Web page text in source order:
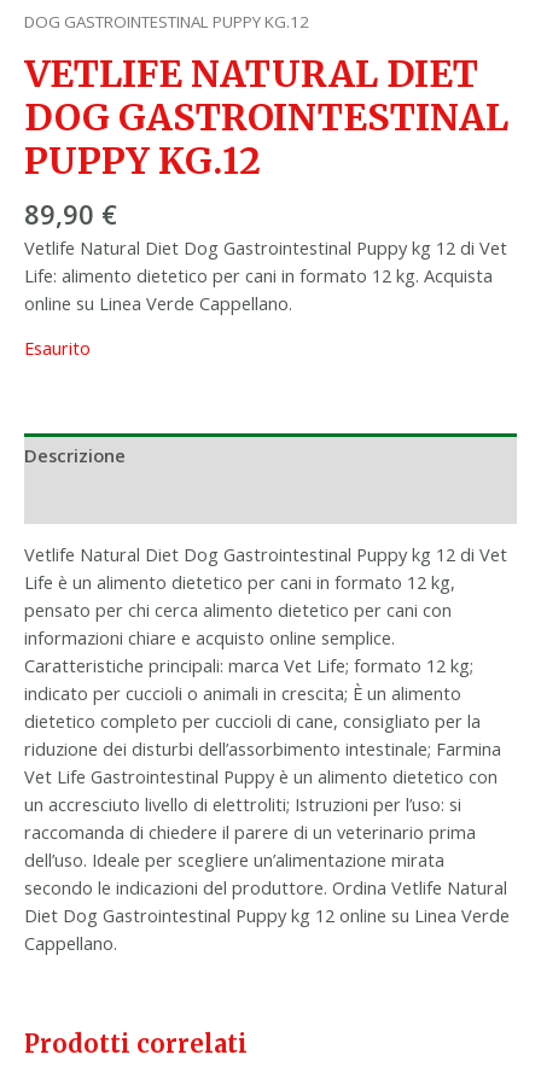
DOG GASTROINTESTINAL PUPPY KG.12
VETLIFE NATURAL DIET
DOG GASTROINTESTINAL
PUPPY KG.12
89,90 €
Vetlife Natural Diet Dog Gastrointestinal Puppy kg 12 di Vet
Life: alimento dietetico per cani in formato 12 kg. Acquista
online su Linea Verde Cappellano.
Esaurito
Descrizione
Vetlife Natural Diet Dog Gastrointestinal Puppy kg 12 di Vet
Life è un alimento dietetico per cani in formato 12 kg,
pensato per chi cerca alimento dietetico per cani con
informazioni chiare e acquisto online semplice.
Caratteristiche principali: marca Vet Life; formato 12 kg;
indicato per cuccioli o animali in crescita; È un alimento
dietetico completo per cuccioli di cane, consigliato per la
riduzione dei disturbi dell’assorbimento intestinale; Farmina
Vet Life Gastrointestinal Puppy è un alimento dietetico con
un accresciuto livello di elettroliti; Istruzioni per l’uso: si
raccomanda di chiedere il parere di un veterinario prima
dell’uso. Ideale per scegliere un’alimentazione mirata
secondo le indicazioni del produttore. Ordina Vetlife Natural
Diet Dog Gastrointestinal Puppy kg 12 online su Linea Verde
Cappellano.
Prodotti correlati